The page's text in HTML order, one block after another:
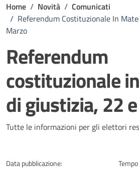
Home / Novità / Comunicati
/ Referendum Costituzionale In
Marzo
Referendum
costituzionale
di giustizia, 22
Dettagli della
Tutte le informazioni per gli elettori
Data pubblicazione: